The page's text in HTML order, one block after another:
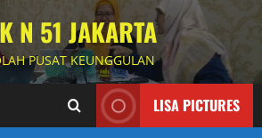
N 51 JAKARTA
PUSAT KEUNGGULAN
LISA PICTURES